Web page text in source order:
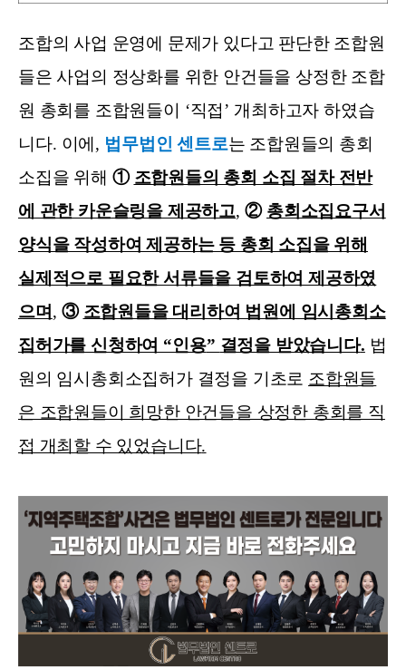
조합의 사업 운영에 문제가 있다고 판단한 조합원
들은 사업의 정상화를 위한 안건들을 상정한 조합
원 총회를 조합원들이 ‘직접’ 개최하고자 하였습
니다. 이에 , 법무법인 센트로는 조합원들의 총회
소집을 위해 ① 조합원들의 총회 소집 절차 전반
에 관한 카운슬링을 제공하고, ② 총회소집요구서
양식을 작성하여 제공하는 등 총회 소집을 위해
실제적으로 필요한 서류들을 검토하여 제공하였
으며 , ③ 조합원들을 대리하여 법원에 임시총회소
집허가를 신청하여 “인용” 결정을 받았습니다. 법
원의 임시총회소집허가 결정을 기초로 조합원들
은 조합원들이 희망한 안건들을 상정한 총회를 직
접 개최할 수 있었습니다.